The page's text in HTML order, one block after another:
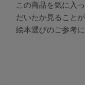
この商品を気に入
だいたか見ることが
絵本選びのご参考